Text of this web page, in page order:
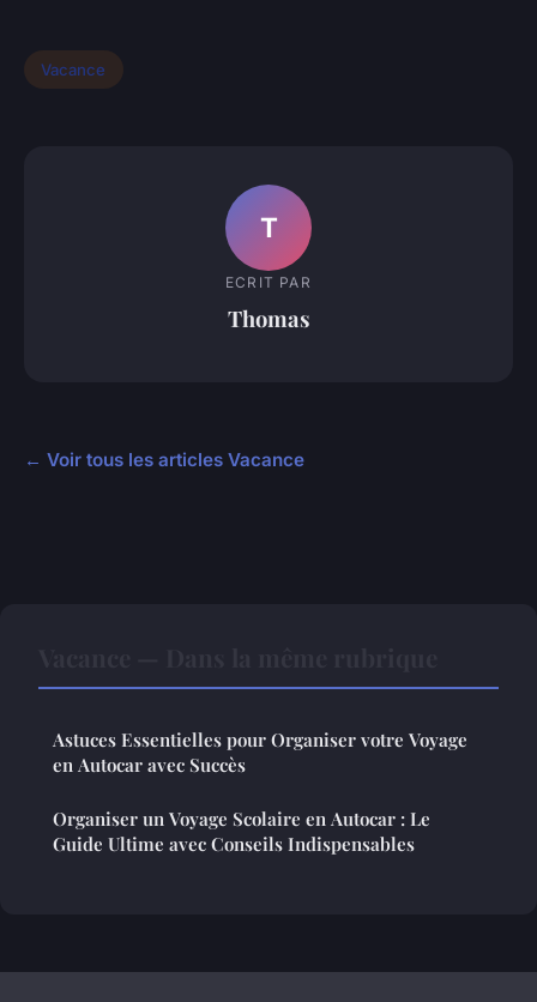
Vacance
T
ECRIT PAR
Thomas
← Voir tous les articles Vacance
Astuces Essentielles pour Organiser votre Voyage
en Autocar avec Succès
Organiser un Voyage Scolaire en Autocar : Le
Guide Ultime avec Conseils Indispensables